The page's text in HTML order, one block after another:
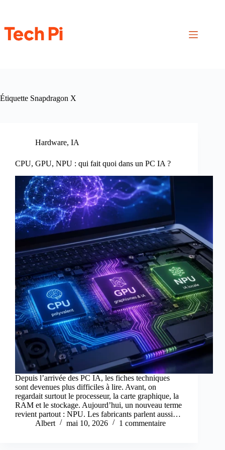
Étiquette Snapdragon X
Hardware, IA
CPU, GPU, NPU : qui fait quoi dans un PC IA ?
Depuis l’arrivée des PC IA, les fiches techniques
sont devenues plus difficiles à lire. Avant, on
regardait surtout le processeur, la carte graphique, la
RAM et le stockage. Aujourd’hui, un nouveau terme
revient partout : NPU. Les fabricants parlent aussi…
Albert
mai 10, 2026 1 commentaire